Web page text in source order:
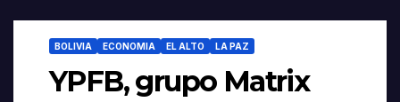
BOLIVIA ECONOMIA EL ALTO LA PAZ
YPFB, grupo Matrix